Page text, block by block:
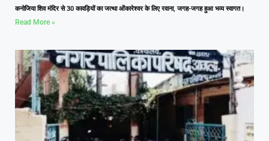
कनोजिया शिव मंदिर से 30 कावड़ियों का जत्था ओंकारेश्वर के लिए रवाना, जगह-जगह हुआ भव्य स्वागत।
Read More »